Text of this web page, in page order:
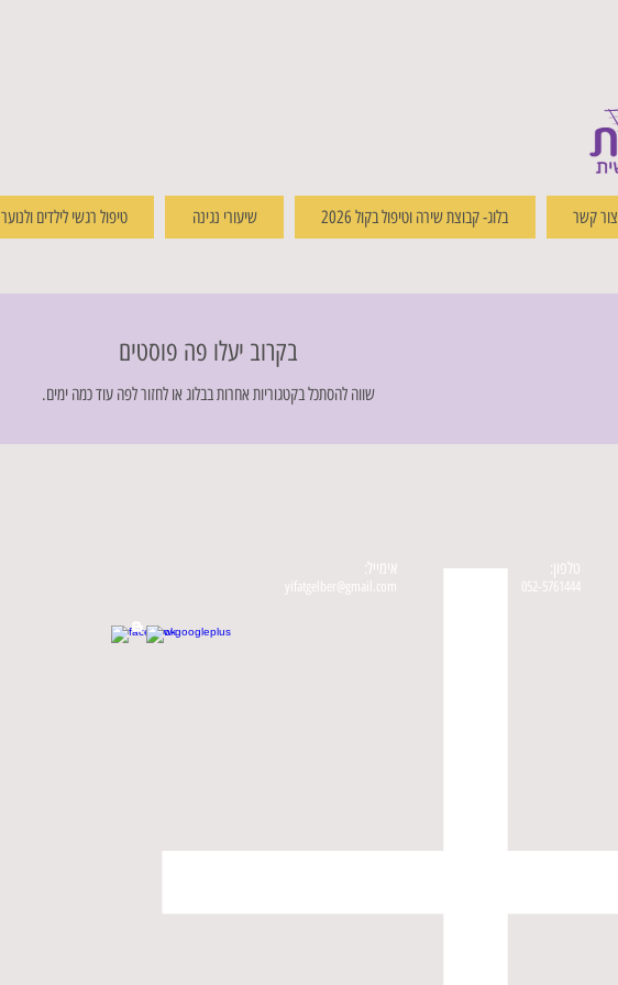
טיפול רגשי לילדים ולנוער שיעורי נגינה בלוג- קבוצת שירה וטיפול בקול 2026 צור קשר
בקרוב יעלו פה פוסטים
שווה להסתכל בקטגוריות אחרות בבלוג או לחזור לפה עוד כמה ימים.
אימייל:
yifatgelber@gmail.com
טלפון:
052-5761444